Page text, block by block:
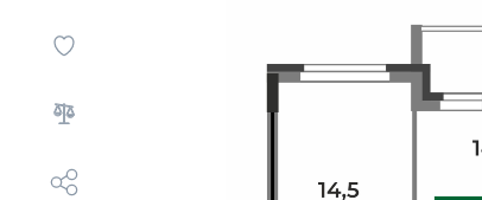
Проекты